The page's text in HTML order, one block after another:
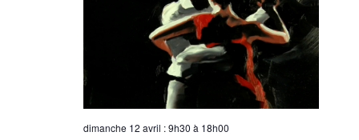
dimanche 12 avril : 9h30 à 18h00